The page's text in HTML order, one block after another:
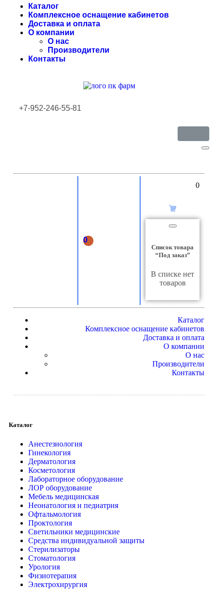
Каталог
Комплексное оснащение кабинетов
Доставка и оплата
О компании
О нас
Производители
Контакты
+7-952-246-55-81
0
0
Список товара
“Под заказ”
В списке нет
товаров
Каталог
Комплексное оснащение кабинетов
Доставка и оплата
О компании
О нас
Производители
Контакты
Каталог
Анестезиология
Гинекология
Дерматология
Косметология
Лабораторное оборудование
ЛОР оборудование
Мебель медицинская
Неонатология и педиатрия
Офтальмология
Проктология
Светильники медицинские
Средства индивидуальной защиты
Стерилизаторы
Стоматология
Урология
Физиотерапия
Электрохирургия